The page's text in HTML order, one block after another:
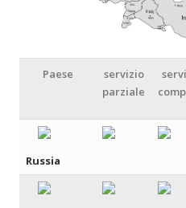
Paese
servizio
parziale
Russia